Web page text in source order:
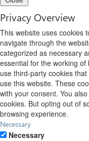
Privacy Overview
This website uses cookies
navigate through the
categorized as necessary
essential for the working
use third-party cookies
use this website. These
with your consent. You
cookies. But opting out of
browsing experience.
Necessary
Necessary